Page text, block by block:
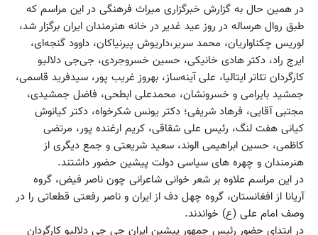
در همین حال به گزارش خبرگزاری میراث فرهنگی در این مراسم که
طبق روال هرساله در روز عید غدیر در خانه هنرمندان ایران برگزار شد،
لوریس چکناواریان، محمد سریر،داریوش پیرنیاکان، داوود گنجه‌ای،
ایرج راد، دکتر هادی خانیکی، حسین خسروجردی، جی‌جی دلالیو
کارگردان تئاتر ایتالیا، علی آینه‌ساز، بهروز غریب پور، سیدفرید قاسمی،
جمشید بایرامی و خسرونشان، محمدعلی ابطحی، فاضل جمشیدی،
مجتبی آقایی، فرهاد شریفی؛ دکتر یونس شکرخواه، دکتر کیانوش
کیانی هفت لنگ، رئیس علی شقاقی، کریم ارغنده پور، مرتضی
کاظمی، حسین ابراهیمی الوند، سعید شریعتی و جمع دیگری از
هنرمندان و چهره های سیاسی دولت پیشین حضور داشتند.
در این مراسم علاوه بر شعر خوانی شاعرانی چون ناصر فیض، گروه
آریانا از افغانستان، گروه چهل دف از ایران و ناصر رفعتی قطعاتی را در
وصف امام علی (ع) خواندند.
در ابتدای حضور رئیس جمهور پیشین ایران جی جی دلالیو کارگردان